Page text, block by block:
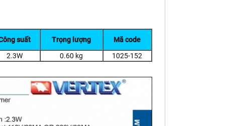
suất Trọng lượng
Mã code
2.3W
0.60 kg 1025-152